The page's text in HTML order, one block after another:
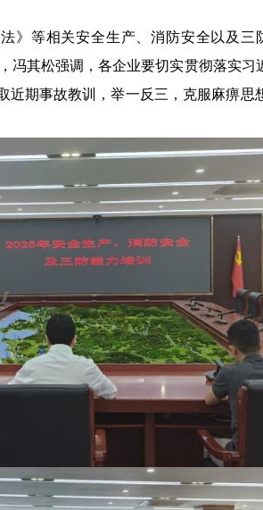
等相关安全生产、消防安全以及三
冯其松强调，各企业要切实贯彻落实
期事故教训，举一反三，克服麻痹